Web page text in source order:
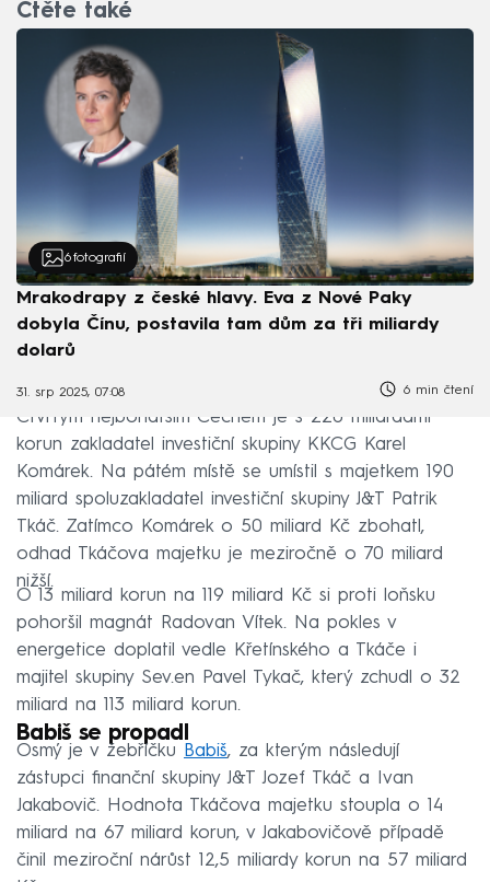
Čtěte také
6 fotografií
Mrakodrapy z české hlavy. Eva z Nové Paky
dobyla Čínu, postavila tam dům za tři miliardy
dolarů
31. srp 2025, 07:08 6 min čtení
Čtvrtým nejbohatším Čechem je s 220 miliardami
korun zakladatel investiční skupiny KKCG Karel
Komárek. Na pátém místě se umístil s majetkem 190
miliard spoluzakladatel investiční skupiny J&T Patrik
Tkáč. Zatímco Komárek o 50 miliard Kč zbohatl,
odhad Tkáčova majetku je meziročně o 70 miliard
nižší.
O 13 miliard korun na 119 miliard Kč si proti loňsku
pohoršil magnát Radovan Vítek. Na pokles v
energetice doplatil vedle Křetínského a Tkáče i
majitel skupiny Sev.en Pavel Tykač, který zchudl o 32
miliard na 113 miliard korun.
Babiš se propadl
Osmý je v žebříčku Babiš, za kterým následují
zástupci finanční skupiny J&T Jozef Tkáč a Ivan
Jakabovič. Hodnota Tkáčova majetku stoupla o 14
miliard na 67 miliard korun, v Jakabovičově případě
činil meziroční nárůst 12,5 miliardy korun na 57 miliard